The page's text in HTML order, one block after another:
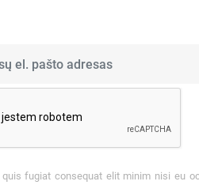
quis fugiat consequat elit minim nisi eu